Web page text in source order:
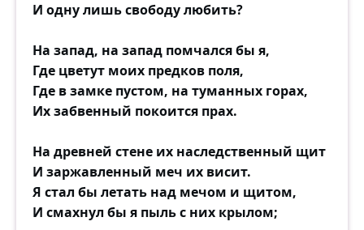
И одну лишь свободу любить?
На запад, на запад помчался бы я,
Где цветут моих предков поля,
Где в замке пустом, на туманных горах,
Их забвенный покоится прах.
На древней стене их наследственный щит
И заржавленный меч их висит.
Я стал бы летать над мечом и щитом,
И смахнул бы я пыль с них крылом;